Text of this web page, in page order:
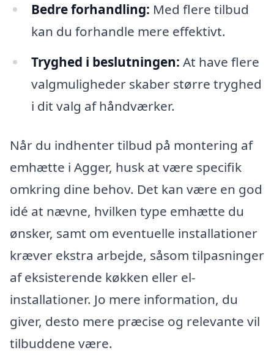
Bedre forhandling: Med flere tilbud
kan du forhandle mere effektivt.
Tryghed i beslutningen: At have flere
valgmuligheder skaber større tryghed
i dit valg af håndværker.
Når du indhenter tilbud på montering af
emhætte i Agger, husk at være specifik
omkring dine behov. Det kan være en god
idé at nævne, hvilken type emhætte du
ønsker, samt om eventuelle installationer
kræver ekstra arbejde, såsom tilpasninger
af eksisterende køkken eller el-
installationer. Jo mere information, du
giver, desto mere præcise og relevante vil
tilbuddene være.